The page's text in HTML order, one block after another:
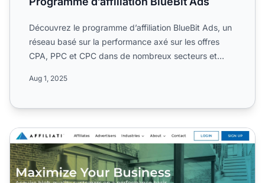
Découvrez le programme d’affiliation BlueBit Ads, un
réseau basé sur la performance axé sur les offres
CPA, PPC et CPC dans de nombreux secteurs et
Aug 1, 2025
Programme d'affiliation The Affiliati Network